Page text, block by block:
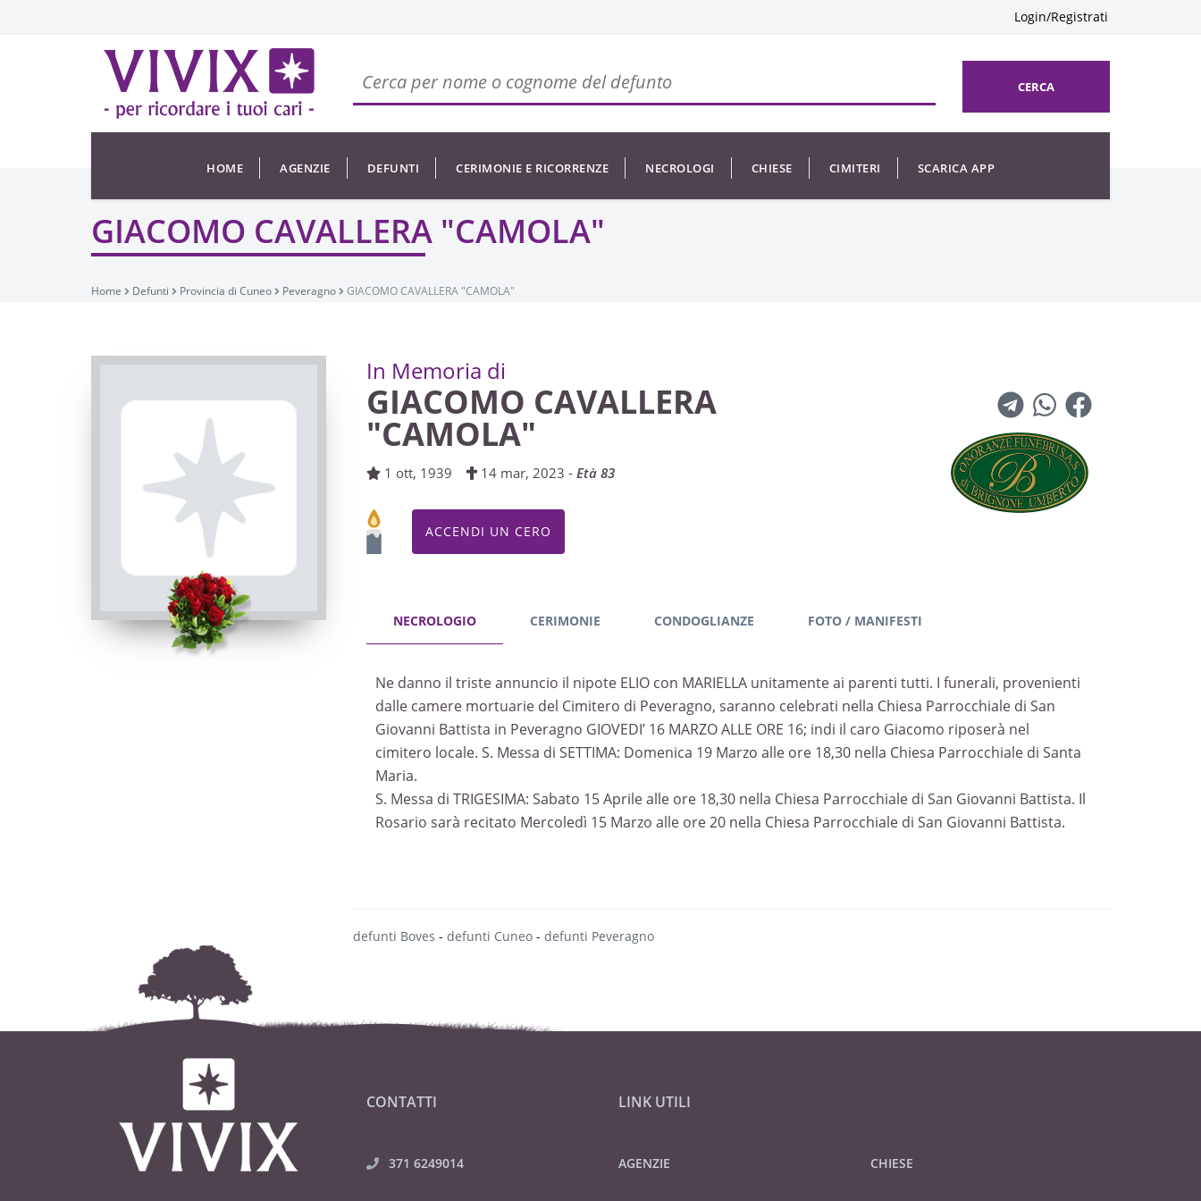
Login/Registrati
CERCA
HOME AGENZIE DEFUNTI CERIMONIE E RICORRENZE NECROLOGI CHIESE CIMITERI SCARICA APP
GIACOMO CAVALLERA "CAMOLA"
Home Defunti Provincia di Cuneo Peveragno GIACOMO CAVALLERA "CAMOLA"
In Memoria di
GIACOMO CAVALLERA
"CAMOLA"
1 ott, 1939 14 mar, 2023 - Età 83
ACCENDI UN CERO
NECROLOGIO CERIMONIE CONDOGLIANZE FOTO / MANIFESTI
Ne danno il triste annuncio il nipote ELIO con MARIELLA unitamente ai parenti tutti. I funerali, provenienti
dalle camere mortuarie del Cimitero di Peveragno, saranno celebrati nella Chiesa Parrocchiale di San
Giovanni Battista in Peveragno GIOVEDI’ 16 MARZO ALLE ORE 16; indi il caro Giacomo riposerà nel
cimitero locale. S. Messa di SETTIMA: Domenica 19 Marzo alle ore 18,30 nella Chiesa Parrocchiale di Santa
Maria.
S. Messa di TRIGESIMA: Sabato 15 Aprile alle ore 18,30 nella Chiesa Parrocchiale di San Giovanni Battista. Il
Rosario sarà recitato Mercoledì 15 Marzo alle ore 20 nella Chiesa Parrocchiale di San Giovanni Battista.
defunti Boves - defunti Cuneo- defunti Peveragno
CONTATTI
371 6249014
LINK UTILI
AGENZIE CHIESE